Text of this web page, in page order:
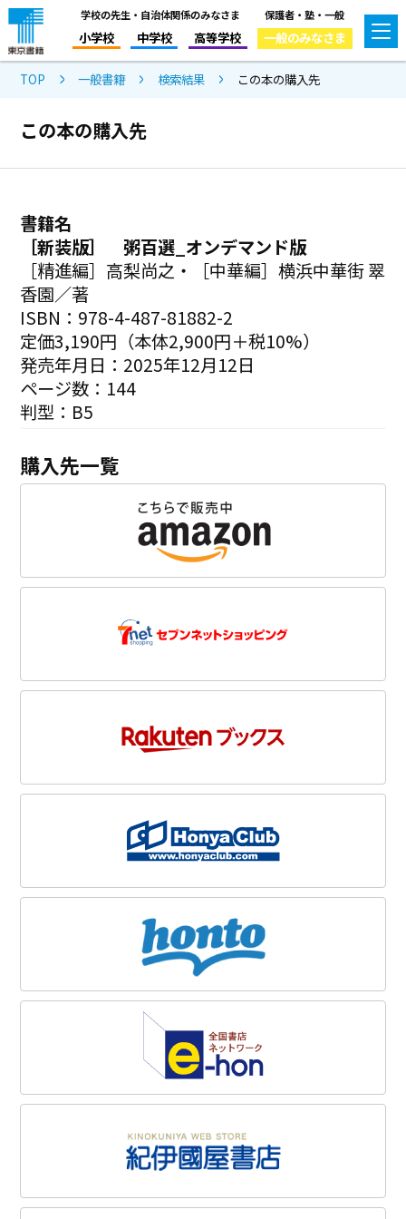
学校の先生・自治体関係のみなさま
小学校 中学校 高等学校
保護者・塾・一般
一般のみなさま
TOP 一般書籍 検索結果 この本の購入先
この本の購入先
書籍名
［新装版］ 粥百選_オンデマンド版
［精進編］高梨尚之・［中華編］横浜中華街 翠
香園／著
ISBN：978-4-487-81882-2
定価3,190円（本体2,900円＋税10%）
発売年月日：2025年12月12日
ページ数：144
判型：B5
購入先一覧